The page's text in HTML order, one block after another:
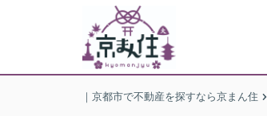
｜京都市で不動産を探すなら京まん住